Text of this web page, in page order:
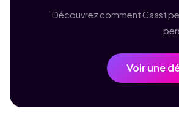
Découvrez comment Caast
Voir une